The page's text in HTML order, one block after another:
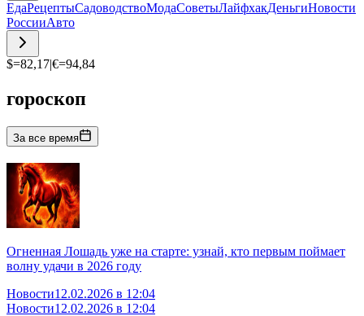
ЕдаРецептыСадоводствоМодаСоветыЛайфхакДеньгиНовости
РоссииАвто
$=82,17|€=94,84
гороскоп
За все время
Огненная Лошадь уже на старте: узнай, кто первым поймает
волну удачи в 2026 году
Новости12.02.2026 в 12:04
Новости12.02.2026 в 12:04